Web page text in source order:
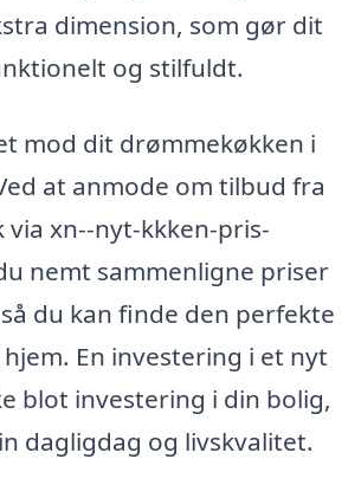
dimension, som gør dit
og stilfuldt.
mod dit drømmekøkken i
at anmode om tilbud fra
via xn--nyt-kkken-pris-
nemt sammenligne priser
du kan finde den perfekte
En investering i et nyt
blot investering i din bolig,
dagligdag og livskvalitet.